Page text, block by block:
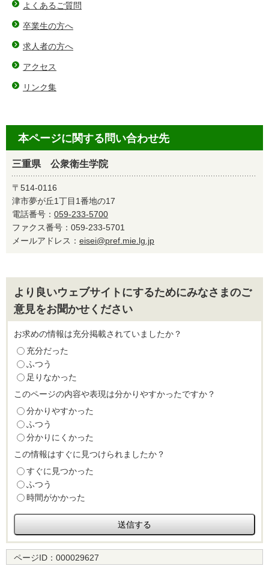
よくあるご質問
卒業生の方へ
求人者の方へ
アクセス
リンク集
本ページに関する問い合わせ先
三重県 公衆衛生学院
〒514-0116
津市夢が丘1丁目1番地の17
電話番号： 059-233-5700
ファクス番号：059-233-5701
メールアドレス： eisei@pref.mie.lg.jp
より良いウェブサイトにするためにみなさまのご
意見をお聞かせください
お求めの情報は充分掲載されていましたか？
充分だった
ふつう
足りなかった
このページの内容や表現は分かりやすかったですか？
分かりやすかった
ふつう
分かりにくかった
この情報はすぐに見つけられましたか？
すぐに見つかった
ふつう
時間がかかった
ページID： 000029627